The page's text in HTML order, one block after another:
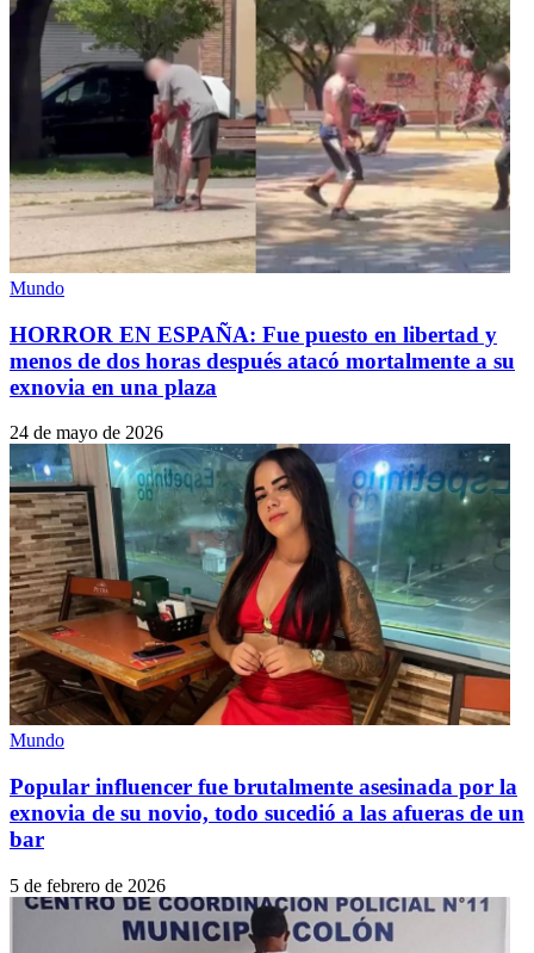
Mundo
HORROR EN ESPAÑA: Fue puesto en libertad y
menos de dos horas después atacó mortalmente a su
exnovia en una plaza
24 de mayo de 2026
Mundo
Popular influencer fue brutalmente asesinada por la
exnovia de su novio, todo sucedió a las afueras de un
bar
5 de febrero de 2026